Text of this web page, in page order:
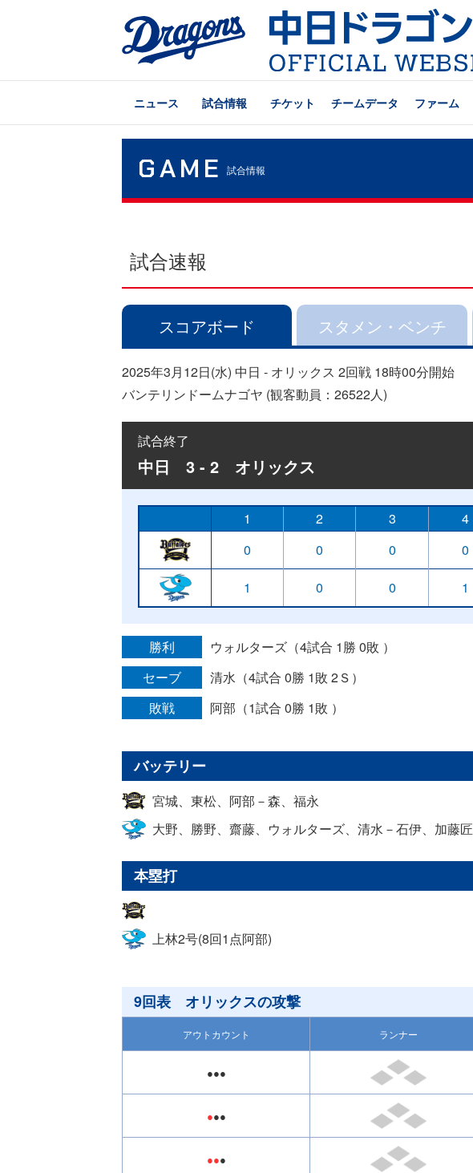
ニュース 試合情報 チケット チームデータ ファーム
GAME 試合情報
試合速報
スコアボード スタメン・ベンチ
2025年3月12日(水) 中日 - オリックス 2回戦 18時00分開始
バンテリンドームナゴヤ (観客動員：26522人)
試合終了
中日 3 - 2 オリックス
1 2 3 4
0
0 0 0
1 0 0 1
勝利
ウォルターズ（4試合 1勝 0敗 ）
セーブ
清水（4試合 0勝 1敗 2Ｓ）
敗戦
阿部（1試合 0勝 1敗 ）
バッテリー
宮城、東松、阿部－森、福永
大野、勝野、齋藤、ウォルターズ、清水－石伊、加藤匠
本塁打
上林2号(8回1点阿部)
9回表 オリックスの攻撃
アウトカウント ランナー
●●●
●●●
●●●